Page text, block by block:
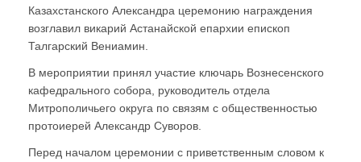
Казахстанского Александра церемонию награждения
возглавил викарий Астанайской епархии епископ
Талгарский Вениамин.
В мероприятии принял участие ключарь Вознесенского
кафедрального собора, руководитель отдела
Митрополичьего округа по связям с общественностью
протоиерей Александр Суворов.
Перед началом церемонии с приветственным словом к